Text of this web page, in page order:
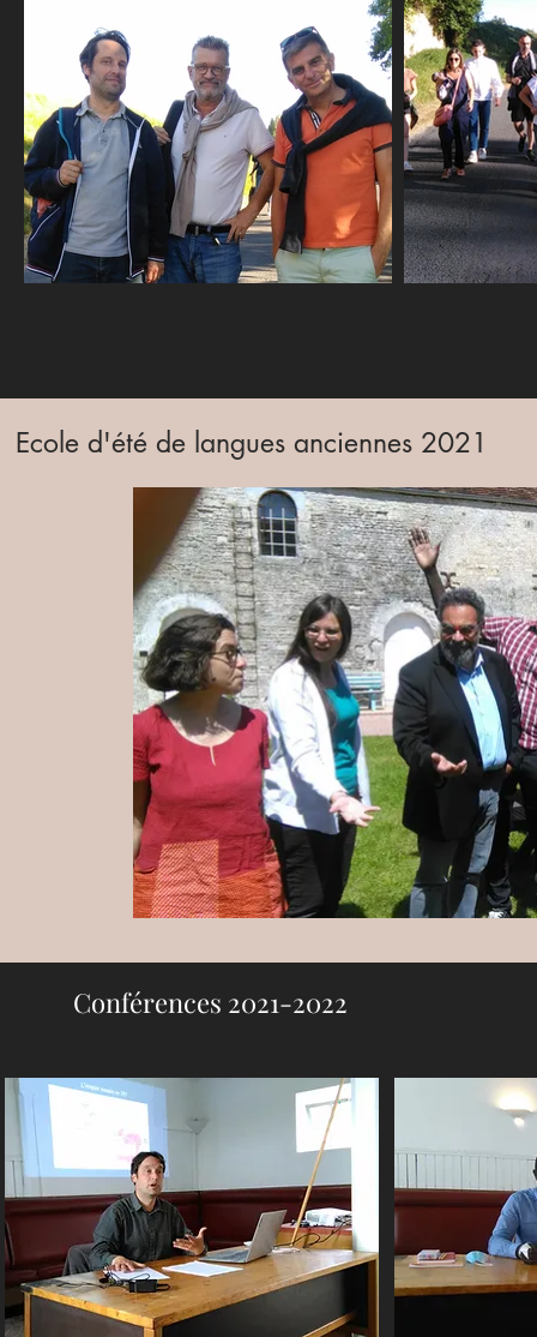
Ecole d'été de langues anciennes 2021
Conférences 2021-2022